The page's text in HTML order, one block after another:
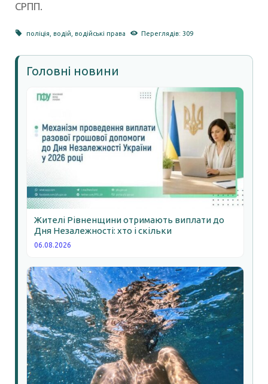
СРПП.
поліція ,водій ,водійські права Переглядів: 309
Головні новини
Жителі Рівненщини отримають виплати до
Дня Незалежності: хто і скільки
06.08.2026